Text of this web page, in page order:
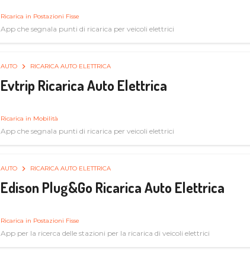
Ricarica in Postazioni Fisse
App che segnala punti di ricarica per veicoli elettrici
AUTO RICARICA AUTO ELETTRICA
Evtrip Ricarica Auto Elettrica
Ricarica in Mobilità
App che segnala punti di ricarica per veicoli elettrici
AUTO RICARICA AUTO ELETTRICA
Edison Plug&Go Ricarica Auto Elettrica
Ricarica in Postazioni Fisse
App per la ricerca delle stazioni per la ricarica di veicoli elettrici